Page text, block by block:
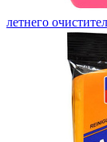
летнего